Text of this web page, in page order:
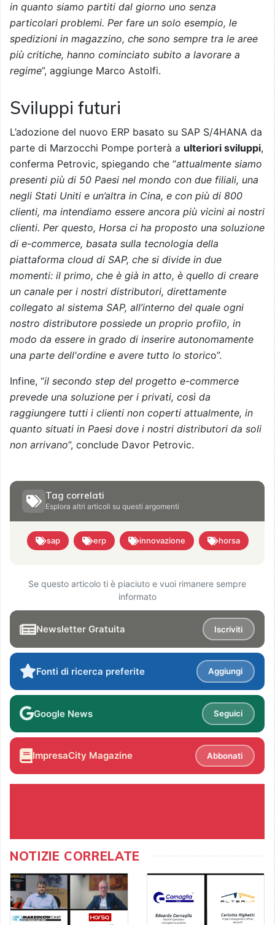
in quanto siamo partiti dal giorno uno senza
particolari problemi. Per fare un solo esempio, le
spedizioni in magazzino, che sono sempre tra le aree
più critiche, hanno cominciato subito a lavorare a
regime”, aggiunge Marco Astolfi.
Sviluppi futuri
L’adozione del nuovo ERP basato su SAP S/4HANA da
parte di Marzocchi Pompe porterà a ulteriori sviluppi,
conferma Petrovic, spiegando che “attualmente siamo
presenti più di 50 Paesi nel mondo con due filiali, una
negli Stati Uniti e un’altra in Cina, e con più di 800
clienti, ma intendiamo essere ancora più vicini ai nostri
clienti. Per questo, Horsa ci ha proposto una soluzione
di e-commerce, basata sulla tecnologia della
piattaforma cloud di SAP, che si divide in due
momenti: il primo, che è già in atto, è quello di creare
un canale per i nostri distributori, direttamente
collegato al sistema SAP, all’interno del quale ogni
nostro distributore possiede un proprio profilo, in
modo da essere in grado di inserire autonomamente
una parte dell'ordine e avere tutto lo storico”.
Infine, “il secondo step del progetto e-commerce
prevede una soluzione per i privati, così da
raggiungere tutti i clienti non coperti attualmente, in
quanto situati in Paesi dove i nostri distributori da soli
non arrivano”, conclude Davor Petrovic.
Tag correlati
Esplora altri articoli su questi argomenti
sap erp innovazione horsa
Se questo articolo ti è piaciuto e vuoi rimanere sempre
informato
Newsletter Gratuita Iscriviti
Fonti di ricerca preferite Aggiungi
Google News Seguici
ImpresaCity Magazine Abbonati
NOTIZIE CORRELATE